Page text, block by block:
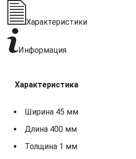
Характеристики
Информация
Характеристика
Ширина 45 мм
Длина 400 мм
Толщина 1 мм